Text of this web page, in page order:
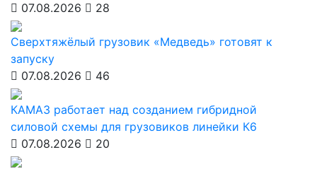
07.08.2026
28
Сверхтяжёлый грузовик «Медведь» готовят к
запуску
07.08.2026
46
КАМАЗ работает над созданием гибридной
силовой схемы для грузовиков линейки К6
07.08.2026
20